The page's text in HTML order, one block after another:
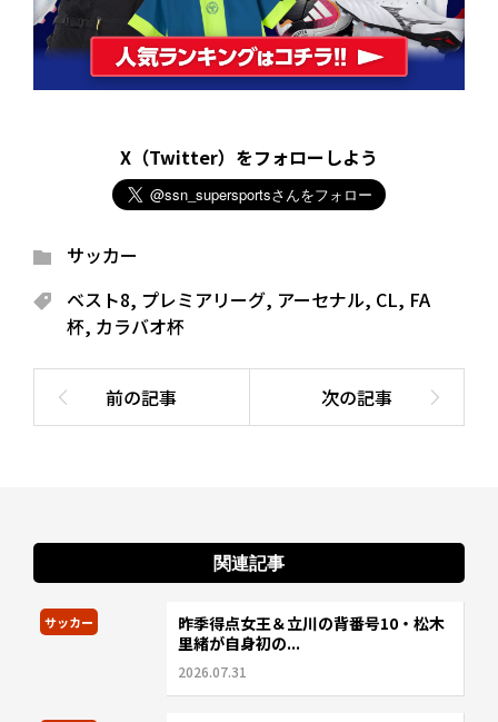
X（Twitter）をフォローしよう
サッカー
ベスト8, プレミアリーグ, アーセナル, CL, FA
杯, カラバオ杯
関連記事
サッカー
昨季得点女王＆立川の背番号10・松木
里緒が自身初の...
2026.07.31